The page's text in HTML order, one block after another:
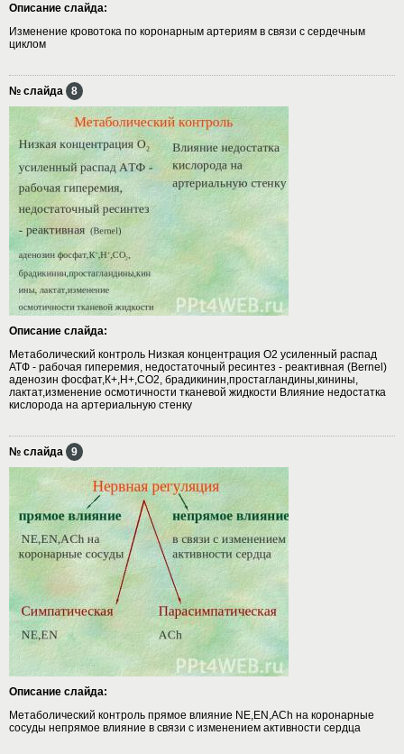
Описание слайда:
Изменение кровотока по коронарным артериям в связи с сердечным
циклом
№ слайда 8
Описание слайда:
Метаболический контроль Низкая концентрация О2 усиленный распад
АТФ - рабочая гиперемия, недостаточный ресинтез - реактивная (Bernel)
аденозин фосфат,К+,Н+,СО2, брадикинин,простагландины,кинины,
лактат,изменение осмотичности тканевой жидкости Влияние недостатка
кислорода на артериальную стенку
№ слайда 9
Описание слайда:
Метаболический контроль прямое влияние NE,EN,AСh на коронарные
сосуды непрямое влияние в связи с изменением активности сердца